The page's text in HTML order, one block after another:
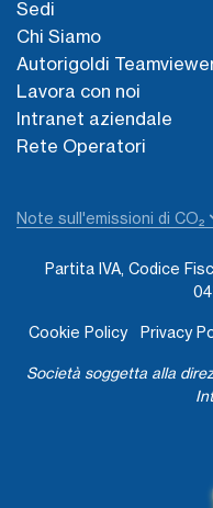
Sedi
Chi Siamo
Autorigoldi
Lavora con noi
Intranet aziendale
Rete Operatori
Note sull'emissioni di CO₂
Partita IVA, Codice
Cookie Policy Privacy
Società soggetta alla